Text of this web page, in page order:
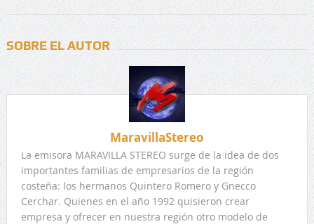
SOBRE EL AUTOR
MaravillaStereo
La emisora MARAVILLA STEREO surge de la idea de dos
importantes familias de empresarios de la región
costeña: los hermanos Quintero Romero y Gnecco
Cerchar. Quienes en el año 1992 quisieron crear
empresa y ofrecer en nuestra región otro modelo de